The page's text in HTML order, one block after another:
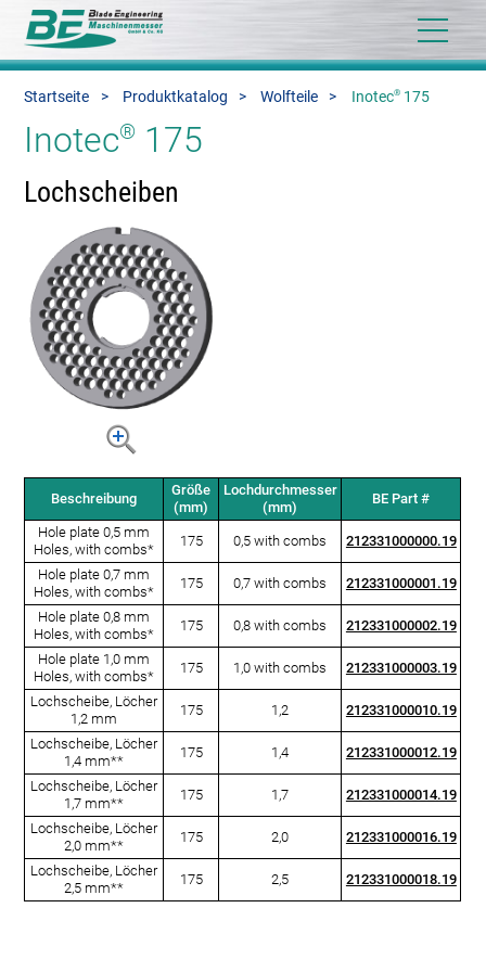
Startseite Produktkatalog Wolfteile Inotec®175
Inotec® 175
Lochscheiben
Beschreibung
Größe
(mm)
Lochdurchmesser
(mm)
BE Part #
Hole plate 0,5 mm
Holes, with combs*
175 0,5 with combs 212331000000.19
Hole plate 0,7 mm
Holes, with combs*
175 0,7 with combs 212331000001.19
Hole plate 0,8 mm
Holes, with combs*
175 0,8 with combs 212331000002.19
Hole plate 1,0 mm
Holes, with combs*
175 1,0 with combs 212331000003.19
Lochscheibe, Löcher
1,2 mm
175 1,2 212331000010.19
Lochscheibe, Löcher
1,4 mm**
175 1,4 212331000012.19
Lochscheibe, Löcher
1,7 mm**
175 1,7 212331000014.19
Lochscheibe, Löcher
2,0 mm**
175 2,0 212331000016.19
Lochscheibe, Löcher
2,5 mm**
175 2,5 212331000018.19